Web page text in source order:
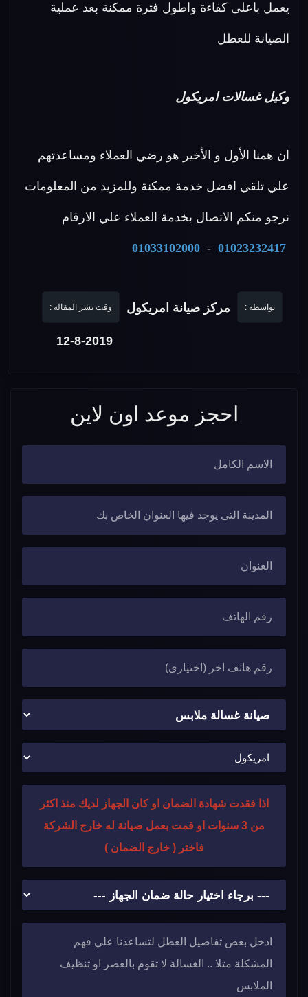
يعمل باعلى كفاءة واطول فترة ممكنة بعد عملية
الصيانة للعطل
وكيل غسالات امريكول
ان همنا الأول و الأخير هو رضي العملاء ومساعدتهم
علي تلقي افضل خدمة ممكنة وللمزيد من المعلومات
نرجو منكم الاتصال بخدمة العملاء علي الارقام
01023232417
-
01033102000
بواسطة : مركز صيانة امريكول وقت نشر المقالة :
12-8-2019
احجز موعد اون لاين
اذا فقدت شهادة الضمان او كان الجهاز لديك منذ اكثر
من 3 سنوات او قمت بعمل صيانة له خارج الشركة
فاختر ( خارج الضمان )